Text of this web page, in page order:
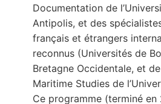
Documentation de
Antipolis, et des
français et étrangers
reconnus (Universités de
Bretagne Occidentale, et
Maritime Studies de
Ce programme (terminé